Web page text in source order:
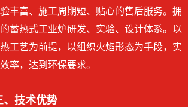
丰富、施工周期短、贴心的售后服务。拥
蓄热式工业炉研发、实验、设计体系。以
工艺为前提，以组织火焰形态为手段，实
率，达到环保要求。
、技术优势